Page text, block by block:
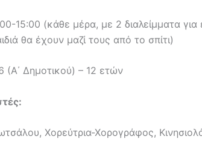
15:00 (κάθε μέρα, με 2 διαλείμματα για
θα έχουν μαζί τους από το σπίτι)
(Α΄ Δημοτικού) – 12 ετών
Χορεύτρια-Χορογράφος,